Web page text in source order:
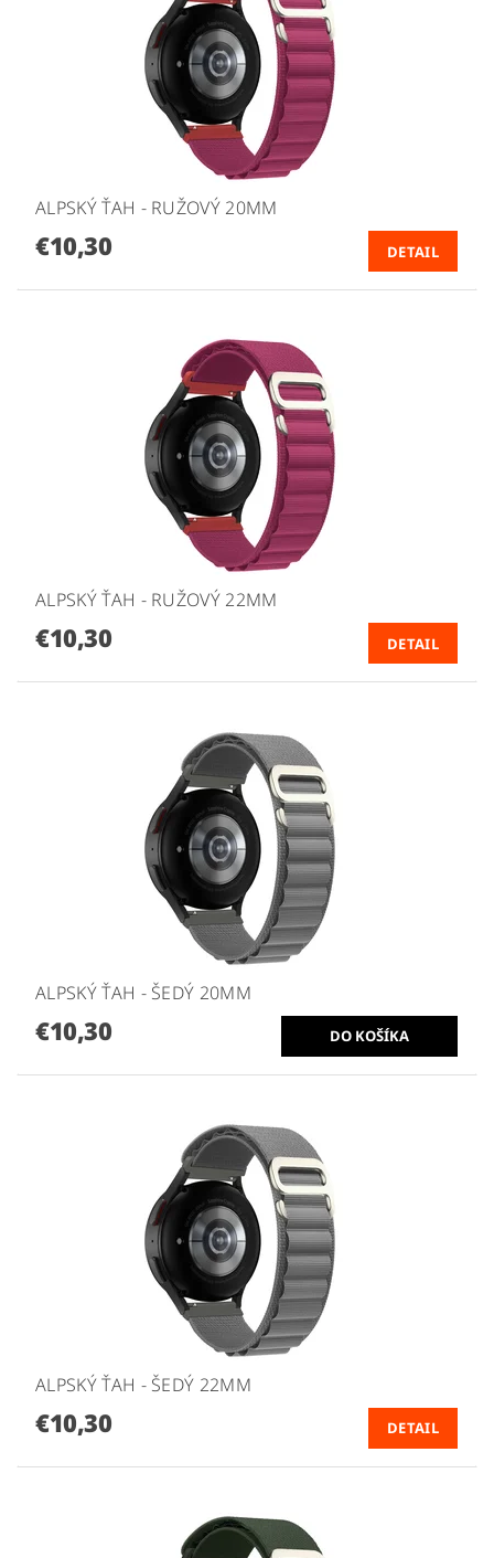
ALPSKÝ ŤAH - RUŽOVÝ 20MM
€10,30 DETAIL
ALPSKÝ ŤAH - RUŽOVÝ 22MM
€10,30 DETAIL
ALPSKÝ ŤAH - ŠEDÝ 20MM
€10,30
ALPSKÝ ŤAH - ŠEDÝ 22MM
€10,30 DETAIL